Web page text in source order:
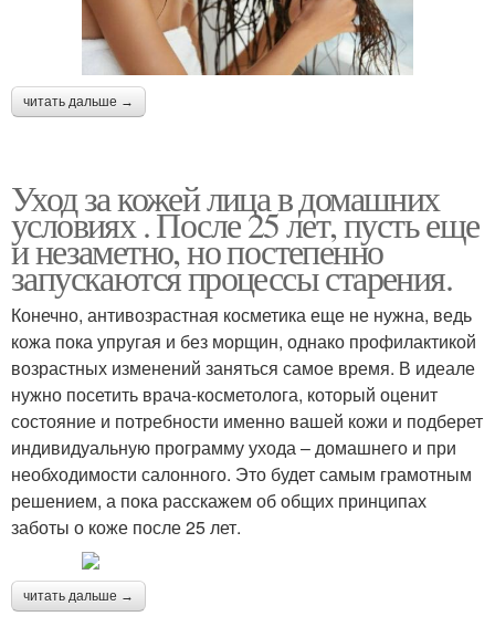
читать дальше →
Уход за кожей лица в домашних
условиях . После 25 лет, пусть еще
и незаметно, но постепенно
запускаются процессы старения.
Конечно, антивозрастная косметика еще не нужна, ведь
кожа пока упругая и без морщин, однако профилактикой
возрастных изменений заняться самое время. В идеале
нужно посетить врача-косметолога, который оценит
состояние и потребности именно вашей кожи и подберет
индивидуальную программу ухода – домашнего и при
необходимости салонного. Это будет самым грамотным
решением, а пока расскажем об общих принципах
заботы о коже после 25 лет.
читать дальше →